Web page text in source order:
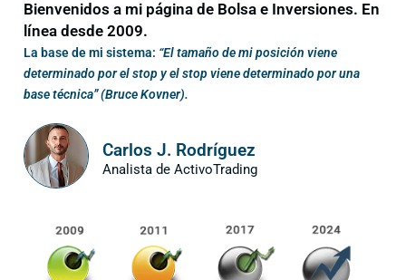
Bienvenidos a mi página de Bolsa e Inversiones. En
línea desde 2009.
La base de mi sistema: “El tamaño de mi posición viene
determinado por el stop y el stop viene determinado por una
base técnica” (Bruce Kovner).
Carlos J. Rodríguez
Analista de ActivoTrading